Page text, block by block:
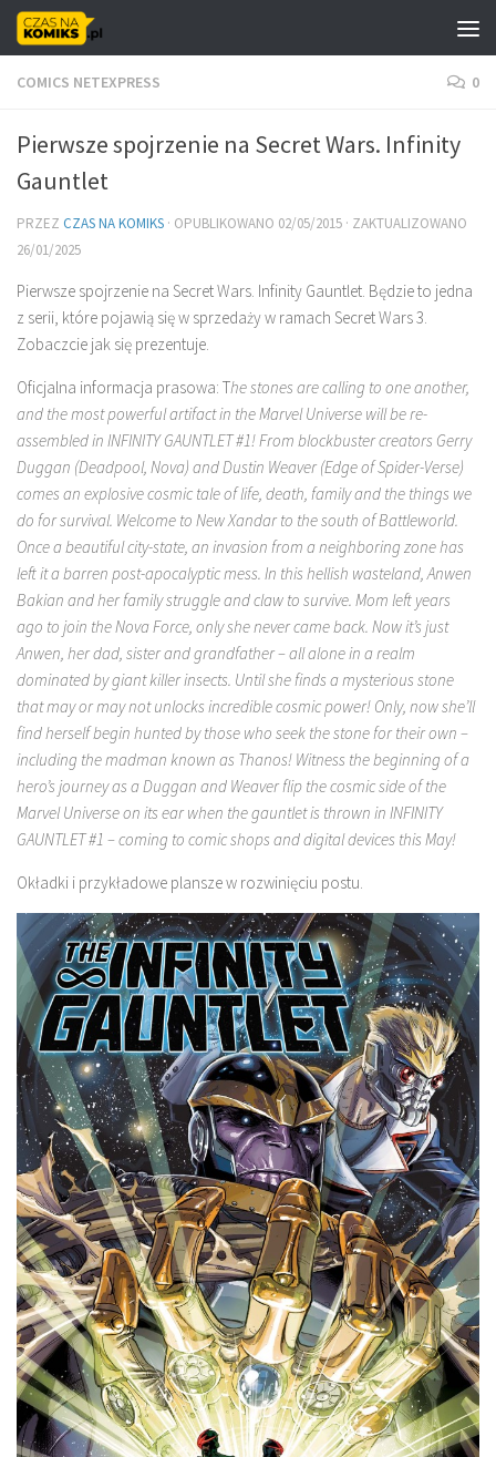
Skip to content
COMICS NETEXPRESS 0
Pierwsze spojrzenie na Secret Wars. Infinity
Gauntlet
PRZEZ CZAS NA KOMIKS · OPUBLIKOWANO 02/05/2015 · ZAKTUALIZOWANO
26/01/2025
Pierwsze spojrzenie na Secret Wars. Infinity Gauntlet. Będzie to jedna
z serii, które pojawią się w sprzedaży w ramach Secret Wars 3.
Zobaczcie jak się prezentuje.
Oficjalna informacja prasowa: The stones are calling to one another,
and the most powerful artifact in the Marvel Universe will be re-
assembled in INFINITY GAUNTLET #1! From blockbuster creators Gerry
Duggan (Deadpool, Nova) and Dustin Weaver (Edge of Spider-Verse)
comes an explosive cosmic tale of life, death, family and the things we
do for survival. Welcome to New Xandar to the south of Battleworld.
Once a beautiful city-state, an invasion from a neighboring zone has
left it a barren post-apocalyptic mess. In this hellish wasteland, Anwen
Bakian and her family struggle and claw to survive. Mom left years
ago to join the Nova Force, only she never came back. Now it’s just
Anwen, her dad, sister and grandfather – all alone in a realm
dominated by giant killer insects. Until she finds a mysterious stone
that may or may not unlocks incredible cosmic power! Only, now she’ll
find herself begin hunted by those who seek the stone for their own –
including the madman known as Thanos! Witness the beginning of a
hero’s journey as a Duggan and Weaver flip the cosmic side of the
Marvel Universe on its ear when the gauntlet is thrown in INFINITY
GAUNTLET #1 – coming to comic shops and digital devices this May!
Okładki i przykładowe plansze w rozwinięciu postu.